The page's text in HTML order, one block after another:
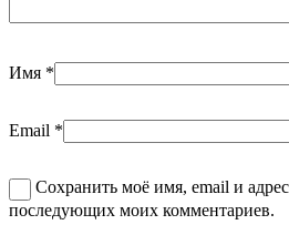
Имя *
Email *
Сохранить моё имя, email и
последующих моих комментариев.